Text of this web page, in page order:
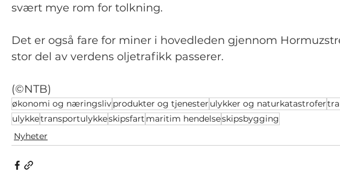
svært mye rom for tolkning.
Det er også fare for miner i hovedleden gjennom
stor del av verdens oljetrafikk passerer.
(©NTB)
økonomi og næringslivprodukter og tjenester ulykker og naturkatastrofer
ulykketransportulykkeskipsfart maritim hendelseskipsbygging
Nyheter